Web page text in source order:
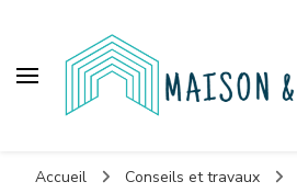
Accueil
Conseils et travaux